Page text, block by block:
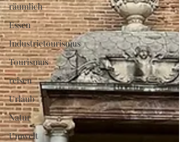
räumlich
Essen
Industrietourismus
Tourismus
reisen
Urlaub
Natur
Umwelt